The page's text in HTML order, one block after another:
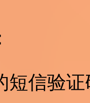
短信验证